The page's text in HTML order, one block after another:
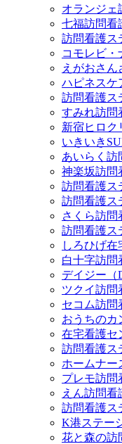
オランジェ
七福訪問看
訪問看護ス
コモレビ・
えがおさん
ハピネスケ
訪問看護ス
すみれ訪問
新宿ヒロク
いきいき
あいらく訪
神楽坂訪問
訪問看護ス
訪問看護ス
さくら訪問
訪問看護ス
しろひげ在
白十字訪問
デイジー（
ツクイ訪問
セコム訪問
おうちのカ
在宅看護セ
訪問看護ス
ホームナー
プレモ訪問
えん訪問看
訪問看護ス
K港ステー
花と森の訪